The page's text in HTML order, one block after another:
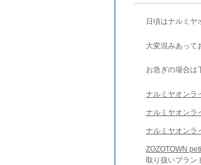
日頃はナルミヤ
大変混みあって
お急ぎの場合は
ナルミヤオンラ
ナルミヤオンラ
ナルミヤオンラ
ZOZOTOWN
取り扱いブラン